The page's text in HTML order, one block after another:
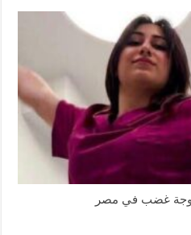
غضب في مصر